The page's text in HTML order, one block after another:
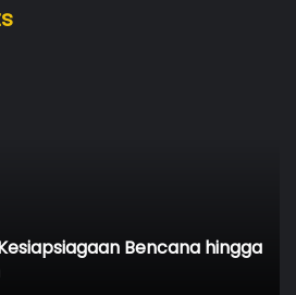
Peresmian Jembatan Perintis